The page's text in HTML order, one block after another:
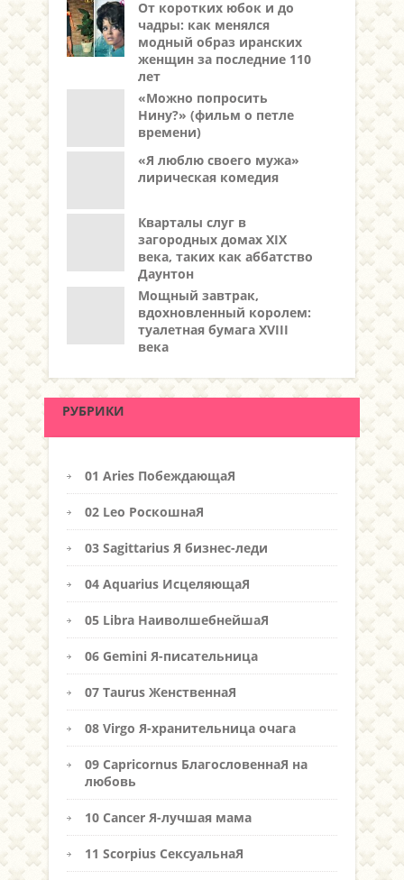
От коротких юбок и до
чадры: как менялся
модный образ иранских
женщин за последние 110
лет
«Можно попросить
Нину?» (фильм о петле
времени)
«Я люблю своего мужа»
лирическая комедия
Кварталы слуг в
загородных домах XIX
века, таких как аббатство
Даунтон
Мощный завтрак,
вдохновленный королем:
туалетная бумага XVIII
века
РУБРИКИ
01 Aries ПобеждающаЯ
02 Leo РоскошнаЯ
03 Sagittarius Я бизнес-леди
04 Aquarius ИсцеляющаЯ
05 Libra НаиволшебнейшаЯ
06 Gemini Я-писательница
07 Taurus ЖенственнаЯ
08 Virgo Я-хранительница очага
09 Capricornus БлагословеннаЯ на
любовь
10 Cancer Я-лучшая мама
11 Scorpius СексуальнаЯ